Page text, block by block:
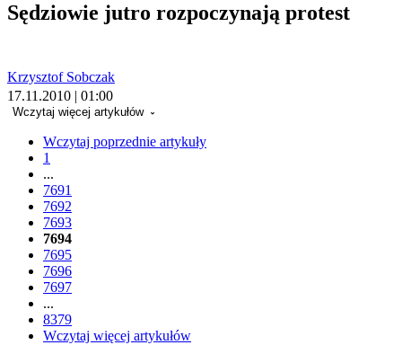
Sędziowie jutro rozpoczynają protest
Krzysztof Sobczak
17.11.2010 | 01:00
Wczytaj więcej artykułów
Wczytaj poprzednie artykuły
1
...
7691
7692
7693
7694
7695
7696
7697
...
8379
Wczytaj więcej artykułów